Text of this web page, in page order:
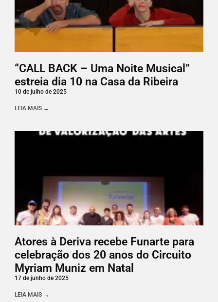
“CALL BACK – Uma Noite Musical”
estreia dia 10 na Casa da Ribeira
10 de julho de 2025
LEIA MAIS →
Atores à Deriva recebe Funarte para
celebração dos 20 anos do Circuito
Myriam Muniz em Natal
17 de junho de 2025
LEIA MAIS →